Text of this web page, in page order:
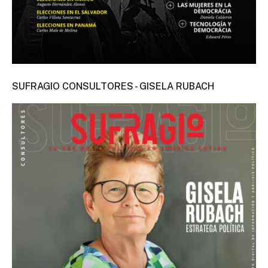
SUFRAGIO CONSULTORES - GISELA RUBACH